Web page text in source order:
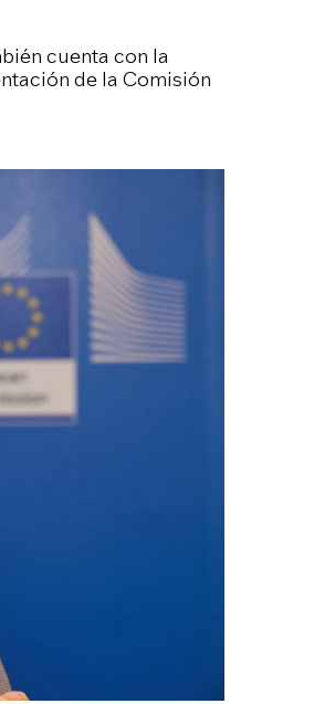
cuenta con la
de la Comisión